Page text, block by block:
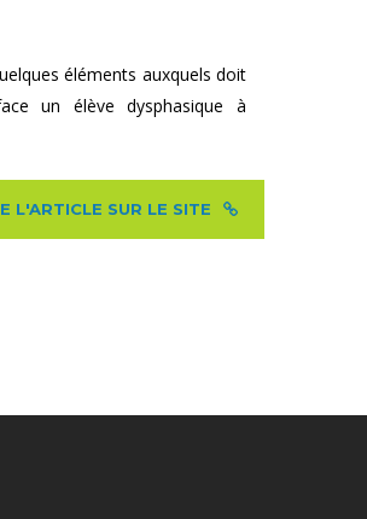
éléments auxquels doit
un élève dysphasique à
L'ARTICLE SUR LE SITE